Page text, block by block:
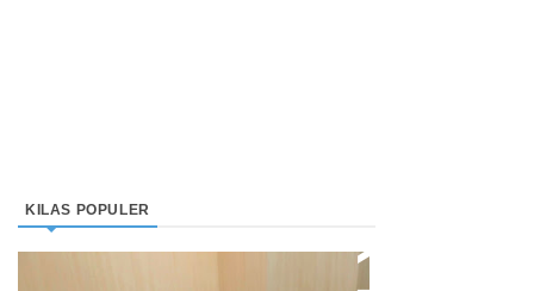
KILAS POPULER